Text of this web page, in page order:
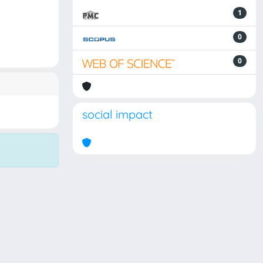
1
0
0
social impact